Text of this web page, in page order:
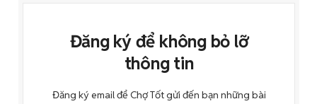
Đăng ký để không bỏ lỡ
thông tin
Đăng ký email để Chợ Tốt gửi đến bạn những bài